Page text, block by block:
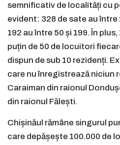
semnificativ de localități cu
evident: 328 de sate au
192 au între 50 și 199. În
puțin de 50 de locuitori
dispun de sub 10 rezidenți.
care nu înregistrează niciun
Caraiman din raionul
din raionul Fălești.
Chișinăul rămâne singurul
care depășește 100.000 de